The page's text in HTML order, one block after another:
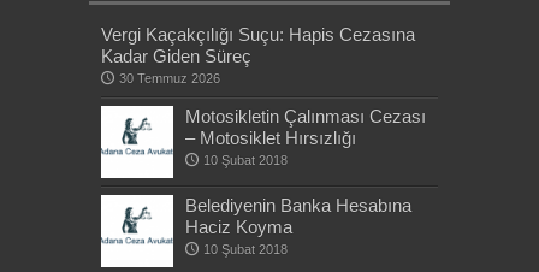
Vergi Kaçakçılığı Suçu: Hapis Cezasına
Kadar Giden Süreç
30 Temmuz 2026
Motosikletin Çalınması Cezası
– Motosiklet Hırsızlığı
10 Şubat 2018
Belediyenin Banka Hesabına
Haciz Koyma
10 Şubat 2018